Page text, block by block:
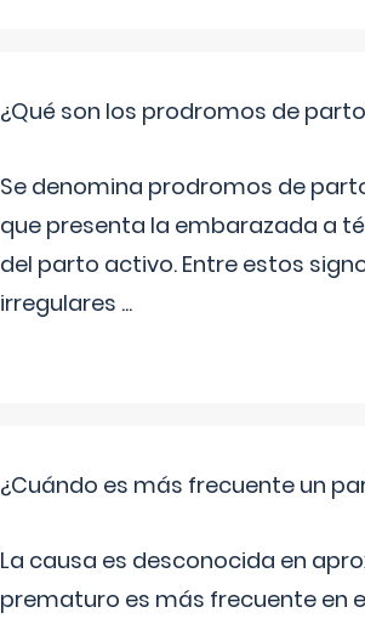
¿Qué son los prodromos de
Se denomina prodromos de
que presenta la embarazada a
del parto activo. Entre estos
irregulares ...
¿Cuándo es más frecuente un
La causa es desconocida en
prematuro es más frecuente en